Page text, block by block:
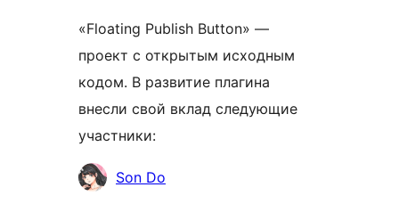
«Floating Publish Button» —
проект с открытым исходным
кодом. В развитие плагина
внесли свой вклад следующие
участники:
Участники
Son Do